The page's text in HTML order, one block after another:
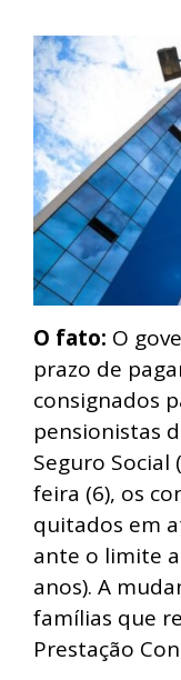
O fato: O
prazo de
consignados
pensionistas
Seguro Social
feira (6), os
quitados em
ante o limite
anos). A
famílias que
Prestação